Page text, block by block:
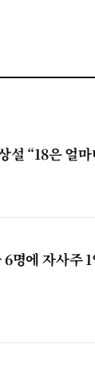
설 “18은 얼
명에 자사주 1